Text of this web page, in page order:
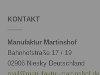
KONTAKT
Manufaktur Martinshof
Bahnhofstraße 17 / 19
02906 Niesky Deutschland